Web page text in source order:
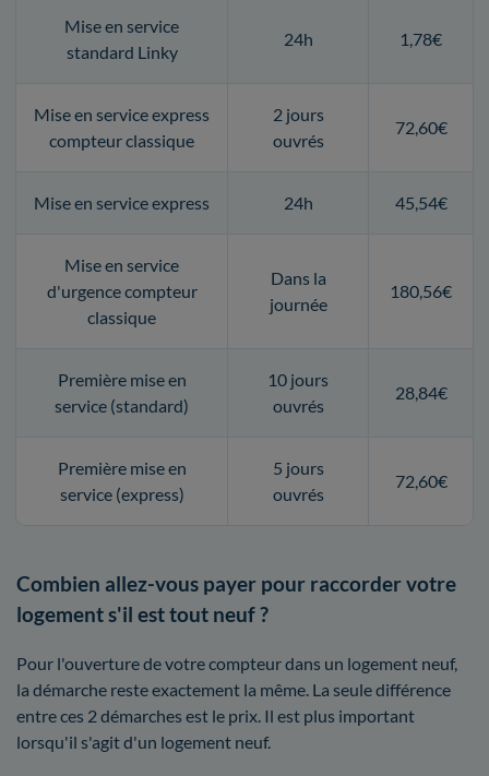
Mise en service
standard Linky
24h 1,78€
Mise en service express
compteur classique
2 jours
ouvrés
72,60€
Mise en service express 24h 45,54€
Mise en service
d'urgence compteur
classique
Dans la
journée
180,56€
Première mise en
service (standard)
10 jours
ouvrés
28,84€
Première mise en
service (express)
5 jours
ouvrés
72,60€
Combien allez-vous payer pour raccorder votre
logement s'il est tout neuf ?
Pour l'ouverture de votre compteur dans un logement neuf,
la démarche reste exactement la même. La seule différence
entre ces 2 démarches est le prix. Il est plus important
lorsqu'il s'agit d'un logement neuf.